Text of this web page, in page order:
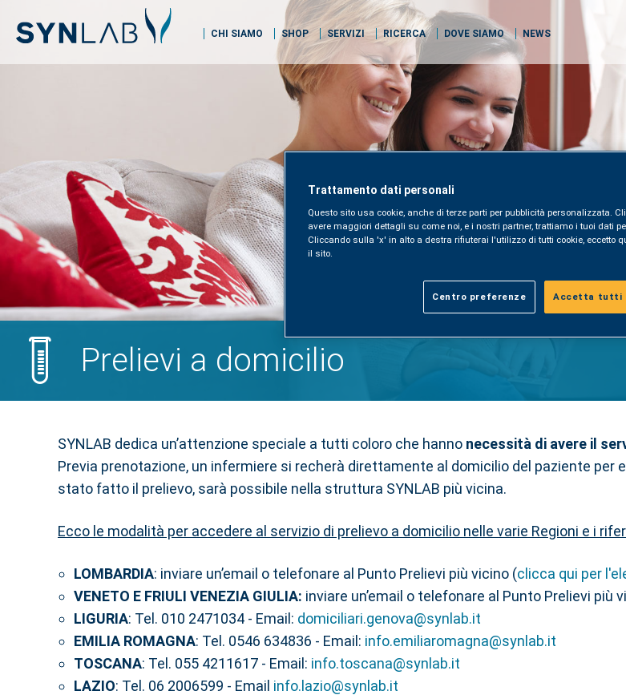
CHI SIAMO SHOP SERVIZI RICERCA DOVE SIAMO NEWS
Prelievi a domicilio
SYNLAB dedica un’attenzione speciale a tutti coloro che hanno necessità di avere il
Previa prenotazione, un infermiere si recherà direttamente al domicilio del paziente per
stato fatto il prelievo, sarà possibile nella struttura SYNLAB più vicina.
Ecco le modalità per accedere al servizio di prelievo a domicilio nelle varie Regioni e i
LOMBARDIA: inviare un’email o telefonare al Punto Prelievi più vicino (clicca qui per
VENETO E FRIULI VENEZIA GIULIA: inviare un’email o telefonare al Punto Prelievi più
LIGURIA: Tel. 010 2471034 - Email: domiciliari.genova@synlab.it
EMILIA ROMAGNA: Tel. 0546 634836 - Email: info.emiliaromagna@synlab.it
TOSCANA: Tel. 055 4211617 - Email: info.toscana@synlab.it
LAZIO: Tel. 06 2006599 - Email info.lazio@synlab.it
Trattamento dati personali
Questo sito usa cookie, anche di terze parti per pubblicità personalizzata.
avere maggiori dettagli su come noi, e i nostri partner, trattiamo i tuoi dati
Cliccando sulla 'x' in alto a destra rifiuterai l'utilizzo di tutti cookie, eccetto
il sito.
Centro preferenze Accetta tutti